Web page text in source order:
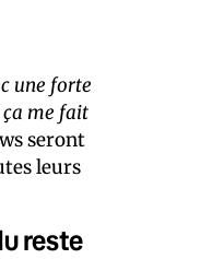
une forte
me fait
seront
leurs
reste